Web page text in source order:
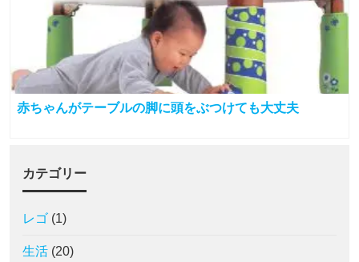
赤ちゃんがテーブルの脚に頭をぶつけても大丈夫
カテゴリー
レゴ (1)
生活 (20)